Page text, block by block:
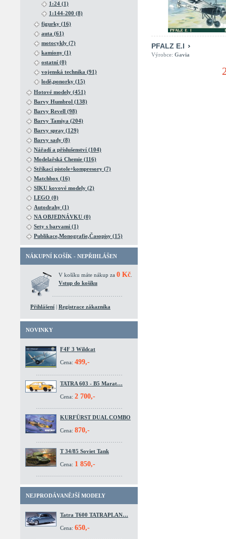
1:24 (1)
1:144-200 (8)
figurky (16)
auta (61)
motocykly (7)
kamiony (1)
ostatní (0)
vojenská technika (91)
lodě,ponorky (15)
Hotové modely (451)
Barvy Humbrol (138)
Barvy Revell (98)
Barvy Tamiya (204)
Barvy spray (129)
Barvy sady (8)
Nářadí a příslušenství (104)
Modelařská Chemie (116)
Stříkací pistole+kompresory (7)
Matchbox (16)
SIKU kovové modely (2)
LEGO (0)
Autodrahy (1)
NA OBJEDNÁVKU (0)
Sety s barvami (1)
Publikace,Monografie,Časopisy (15)
NÁKUPNÍ KOŠÍK - NEPŘIHLÁŠEN
V košíku máte nákup za 0 Kč
Vstup do košíku
Přihlášení | Registrace zákazníka
NOVINKY
F4F 3 Wildcat
Cena: 499,-
TATRA 603 - B5 Marat…
Cena: 2 700,-
KURFÜRST DUAL COMBO
Cena: 870,-
T 34/85 Soviet Tank
Cena: 1 850,-
NEJPRODÁVANĚJŠÍ MODELY
Tatra T600 TATRAPLAN…
Cena: 650,-
PFALZ E.I
Výrobce: Gavia